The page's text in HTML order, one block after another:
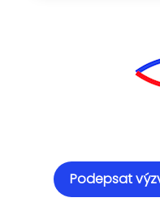
Podepsat